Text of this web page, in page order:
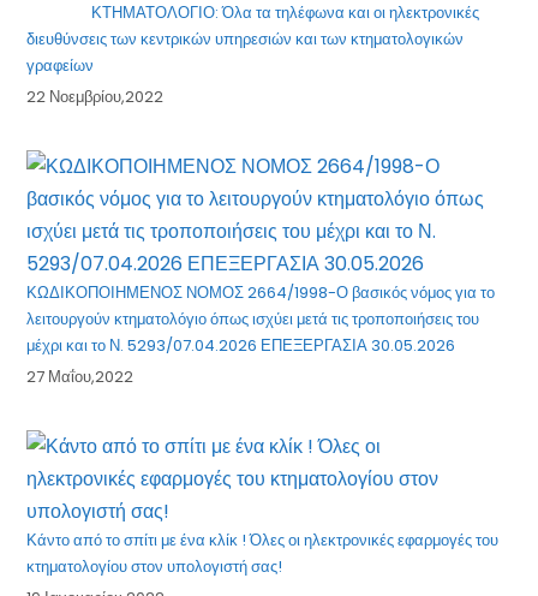
ΚΤΗΜΑΤΟΛΟΓΙΟ: Όλα τα τηλέφωνα και οι ηλεκτρονικές
διευθύνσεις των κεντρικών υπηρεσιών και των κτηματολογικών
γραφείων
22 Νοεμβρίου,2022
ΚΩΔΙΚΟΠΟΙΗΜΕΝΟΣ ΝΟΜΟΣ 2664/1998-Ο βασικός νόμος για το
λειτουργούν κτηματολόγιο όπως ισχύει μετά τις τροποποιήσεις του
μέχρι και το Ν. 5293/07.04.2026 ΕΠΕΞΕΡΓΑΣΙΑ 30.05.2026
27 Μαΐου,2022
Κάντο από το σπίτι με ένα κλίκ ! Όλες οι ηλεκτρονικές εφαρμογές του
κτηματολογίου στον υπολογιστή σας!